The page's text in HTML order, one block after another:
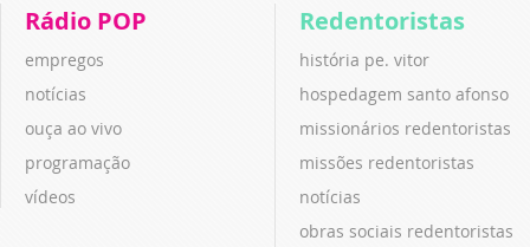
Rádio POP
empregos
notícias
ouça ao vivo
programação
vídeos
Redentoristas
história pe. vitor
hospedagem santo afonso
missionários redentoristas
missões redentoristas
notícias
obras sociais redentoristas